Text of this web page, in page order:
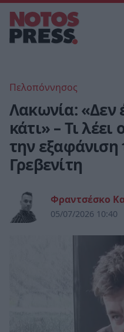
Πελοπόννησος
Λακωνία:
κάτι» – Τι λέει
την
Γρεβενίτη
Φραντσέσκο
05/07/2026 10:40